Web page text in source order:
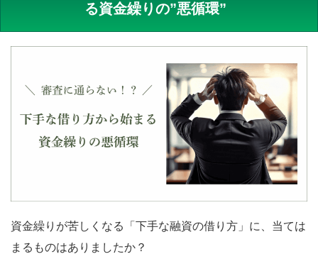
る資金繰りの”悪循環”
資金繰りが苦しくなる「下手な融資の借り方」に、当ては
まるものはありましたか？